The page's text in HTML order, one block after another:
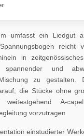
umfasst ein Liedgut
reicht
in
und
zu gestalten.
die Stücke ohne
weitestgehend A-
vorzutragen.
einstudierter